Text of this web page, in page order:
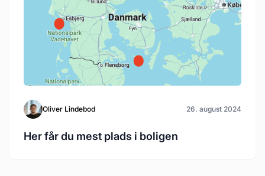
Oliver Lindebod 26. august 2024
Her får du mest plads i boligen